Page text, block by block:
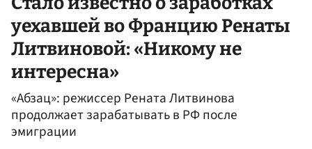
уехавшей во Францию Ренаты
Литвиновой: «Никому не
интересна»
«Абзац»: режиссер Рената Литвинова
продолжает зарабатывать в РФ после
эмиграции